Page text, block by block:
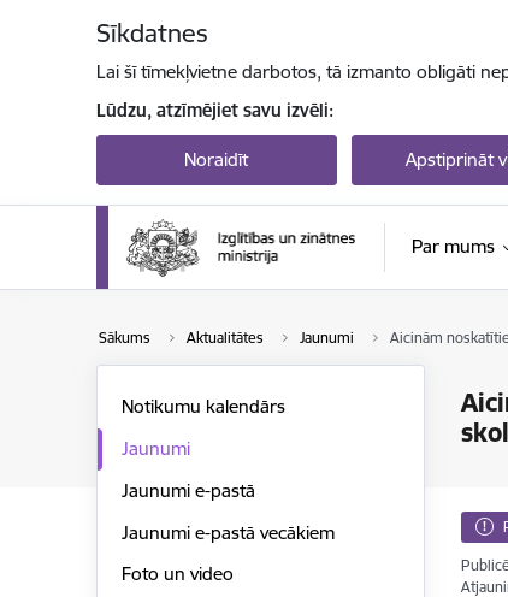
Sīkdatnes
Lai šī tīmekļvietne darbotos, tā izmanto obligāti
Lūdzu, atzīmējiet savu izvēli:
Noraidīt Apstiprināt
Par mums
Sākums Aktualitātes Jaunumi Aicinām
Notikumu kalendārs
Jaunumi
Jaunumi e-pastā
Jaunumi e-pastā vecākiem
Foto un video